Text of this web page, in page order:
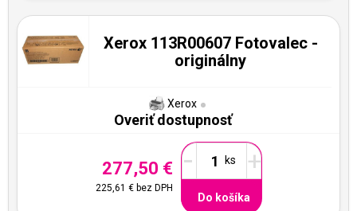
Xerox 113R00607 Fotovalec -
originálny
Xerox
Overiť dostupnosť
277,50 €
225,61 €bez DPH
- +
Do košíka